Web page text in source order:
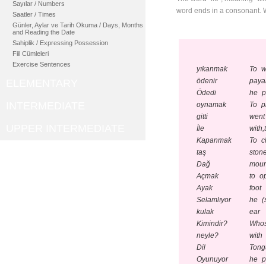
Sayılar / Numbers
Saatler / Times
Günler, Aylar ve Tarih Okuma / Days, Months
and Reading the Date
Sahiplik / Expressing Possession
Fiil Cümleleri
Exercise Sentences
word ends in a consonant.
yıkanmak
To
ödenir
Ödedi
he
oynamak
To
gitti
went
İle
Kapanmak
To
taş
Dağ
Açmak
to
Ayak
foot
Selamlıyor
he
kulak
ear
Kimindir?
neyle?
with
Dil
Oyunuyor
he